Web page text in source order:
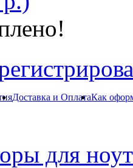
Доставка и ОплатаКак
для